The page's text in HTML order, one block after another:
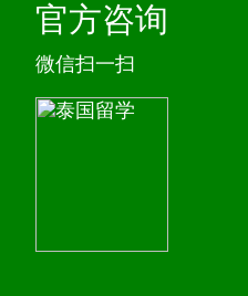
官方咨询
微信扫一扫